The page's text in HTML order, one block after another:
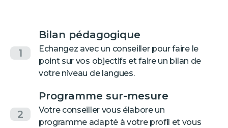
1
Bilan pédagogique
Echangez avec un conseiller pour faire le
point sur vos objectifs et faire un bilan de
votre niveau de langues.
2
Programme sur-mesure
Votre conseiller vous élabore un
programme adapté à votre profil et vous